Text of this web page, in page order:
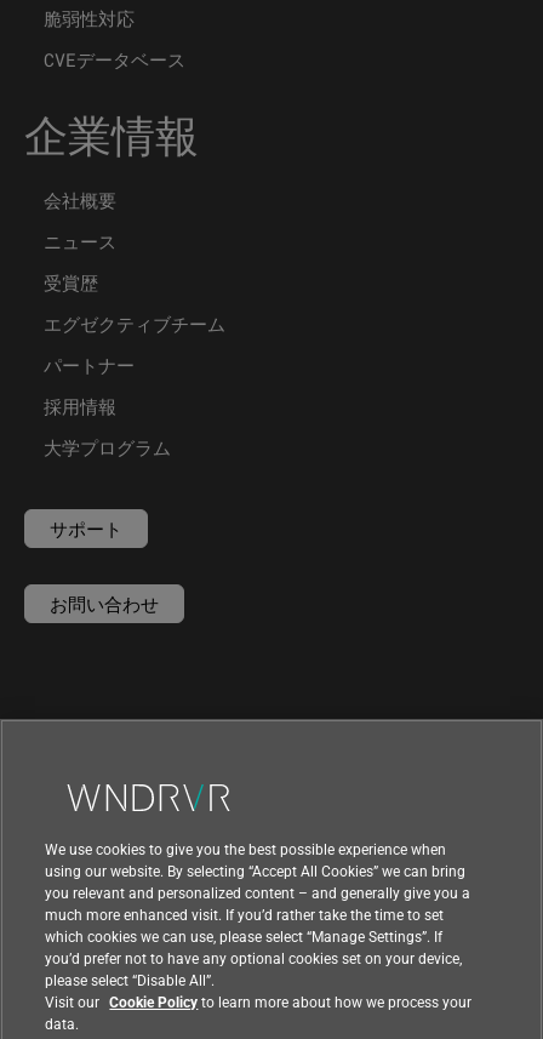
脆弱性対応
CVEデータベース
企業情報
会社概要
ニュース
受賞歴
エグゼクティブチーム
パートナー
採用情報
大学プログラム
サポート
お問い合わせ
利用規約 | プライバシー | 輸出コンプライアンス
| フィードバック |
We use cookies to give you the best possible experience when
using our website. By selecting “Accept All Cookies” we can bring
you relevant and personalized content – and generally give you a
much more enhanced visit. If you’d rather take the time to set
which cookies we can use, please select “Manage Settings”. If
you’d prefer not to have any optional cookies set on your device,
please select “Disable All”.
Visit our Cookie Policyto learn more about how we process your
data.